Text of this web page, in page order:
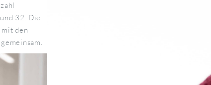
32. Die
den